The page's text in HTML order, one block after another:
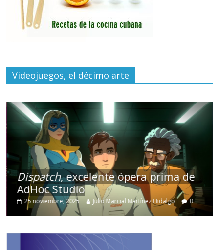
Videojuegos, el décimo arte
Dispatch, excelente ópera prima de
AdHoc Studio
25 noviembre, 2025 Julio Marcial Martínez Hidalgo 0